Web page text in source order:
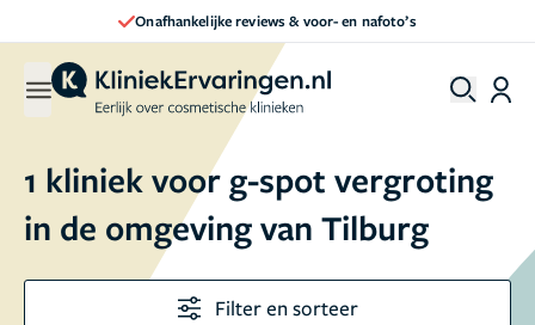
Onafhankelijke reviews & voor- en nafoto’s
1 kliniek voor g-spot vergroting
in de omgeving van Tilburg
Filter en sorteer